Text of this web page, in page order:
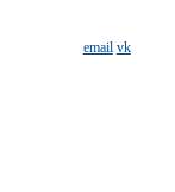
email vk